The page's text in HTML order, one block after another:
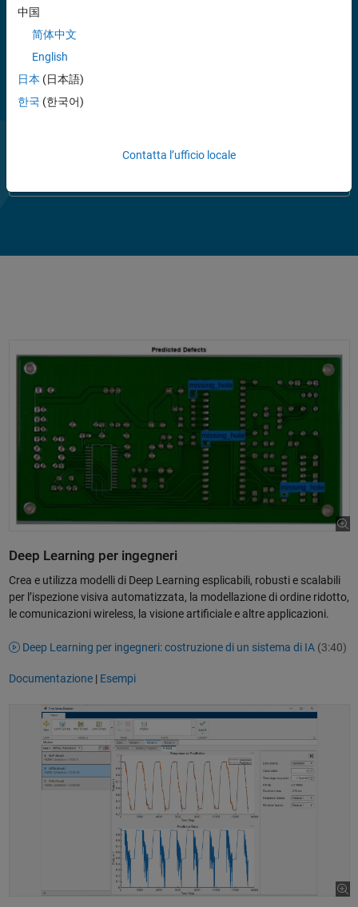
PyTorch
modelli in TensorFlow e ONNX.
È possibile generare automaticamente codice C/C++, CUDA
video
Apertura ed esplorazione di questo esempio interattivo in
Deep Learning per ingegneri
Crea e utilizza modelli di Deep Learning esplicabili, robusti e scalabili
per l’ispezione visiva automatizzata, la modellazione di ordine ridotto,
le comunicazioni wireless, la visione artificiale e altre applicazioni.
Deep Learning per ingegneri: costruzione di un sistema di IA (3:40)
Documentazione| Esempi
中国
简体中文
English
日本 (日本語)
한국 (한국어)
Contatta l’ufficio locale